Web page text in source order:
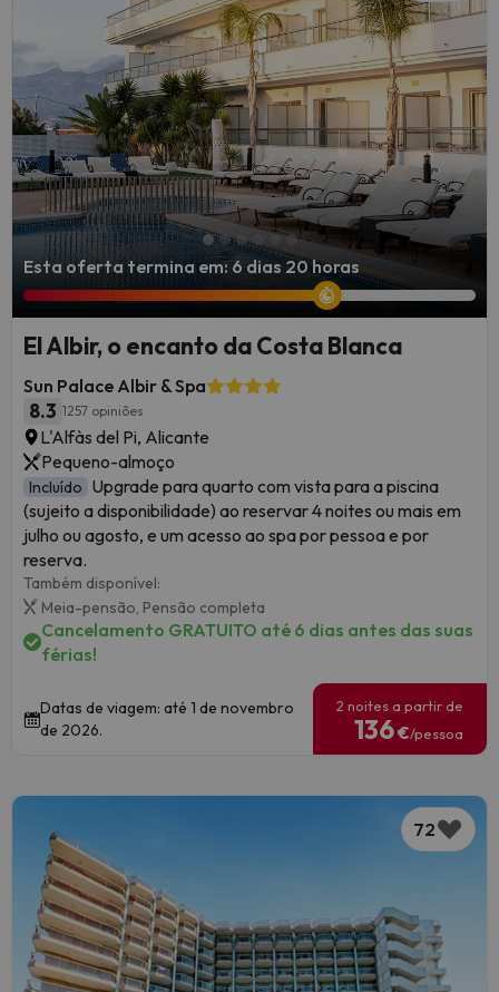
Esta oferta termina em: 6 dias 20 horas
El Albir, o encanto da Costa Blanca
Sun Palace Albir & Spa
8.3 1257 opiniões
L'Alfàs del Pi, Alicante
Pequeno-almoço
Incluído Upgrade para quarto com vista para a piscina
(sujeito a disponibilidade) ao reservar 4 noites ou mais em
julho ou agosto, e um acesso ao spa por pessoa e por
reserva.
Também disponível:
Meia-pensão, Pensão completa
Cancelamento GRATUITO até 6 dias antes das suas
férias!
Datas de viagem: até 1 de novembro
de 2026.
2 noites a partir de
136€/pessoa
72